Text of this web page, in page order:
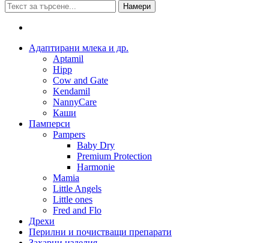
Намери
Адаптирани млека и др.
Aptamil
Hipp
Cow and Gate
Kendamil
NannyCare
Каши
Памперси
Pampers
Baby Dry
Premium Protection
Harmonie
Mamia
Little Angels
Little ones
Fred and Flo
Дрехи
Перилни и почистващи препарати